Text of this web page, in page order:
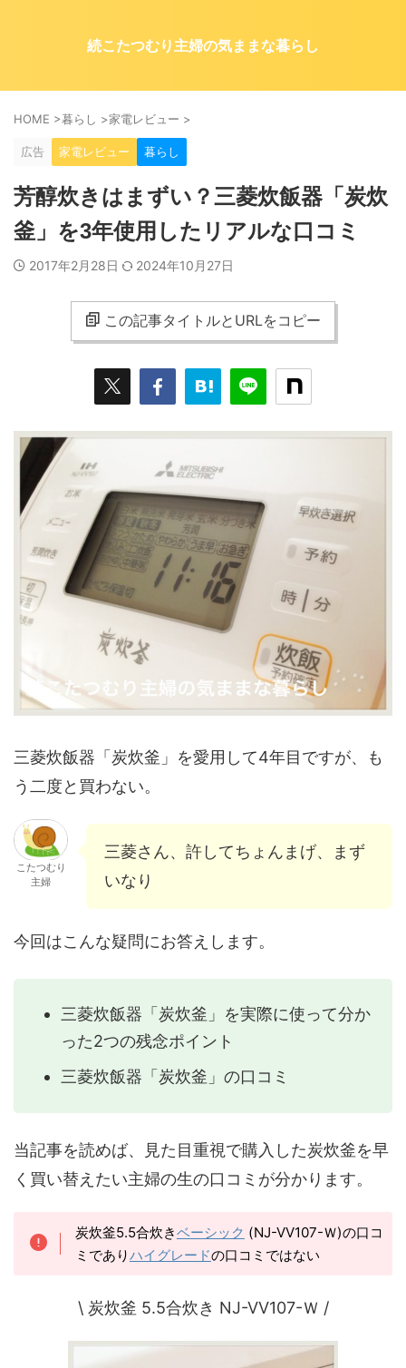
続こたつむり主婦の気ままな暮らし
HOME >暮らし >家電レビュー >
広告 家電レビュー 暮らし
芳醇炊きはまずい？三菱炊飯器「炭炊
釜」を3年使用したリアルな口コミ
2017年2月28日 2024年10月27日
この記事タイトルとURLをコピー
三菱炊飯器「炭炊釜」を愛用して4年目ですが、も
う二度と買わない。
こたつむり
主婦
三菱さん、許してちょんまげ、まず
いなり
今回はこんな疑問にお答えします。
三菱炊飯器「炭炊釜」を実際に使って分か
った2つの残念ポイント
三菱炊飯器「炭炊釜」の口コミ
当記事を読めば、見た目重視で購入した炭炊釜を早
く買い替えたい主婦の生の口コミが分かります。
炭炊釜5.5合炊きベーシック (NJ-VV107-Ｗ)の口コ
ミでありハイグレードの口コミではない
\ 炭炊釜 5.5合炊き NJ-VV107-Ｗ /